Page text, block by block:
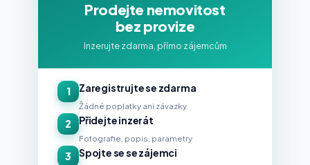
Prodejte nemovitost
bez provize
Inzerujte zdarma, přímo zájemcům
1 Zaregistrujte se zdarma
Žádné poplatky ani závazky
2 Přidejte inzerát
Fotografie, popis, parametry
3 Spojte se se zájemci